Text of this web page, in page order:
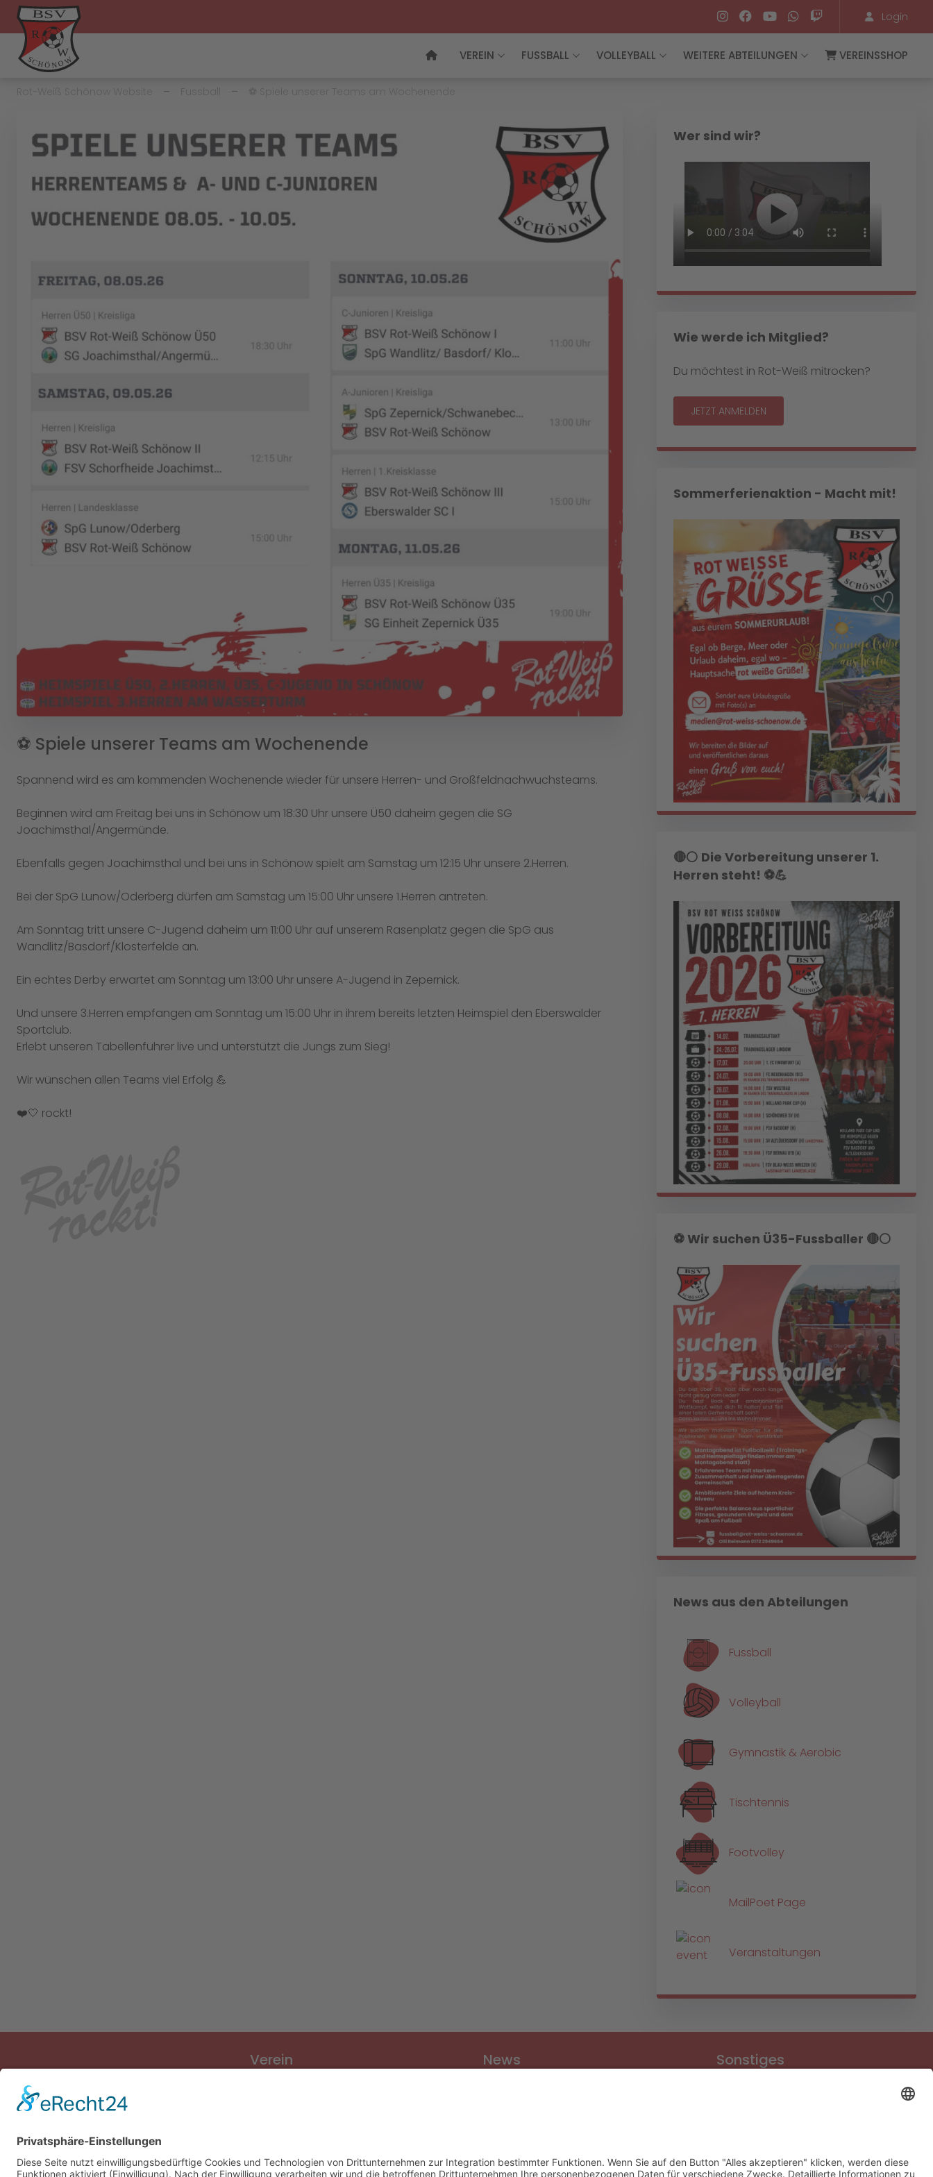
Login
VEREIN FUSSBALL VOLLEYBALL WEITERE ABTEILUNGEN VEREINSSHOP
⚽️ Spiele unserer Teams am Wochenende
Spannend wird es am kommenden Wochenende wieder für unsere Herren- und Großfeldnachwuchsteams.
Beginnen wird am Freitag bei uns in Schönow um 18:30 Uhr unsere Ü50 daheim gegen die SG
Joachimsthal/Angermünde.
Ebenfalls gegen Joachimsthal und bei uns in Schönow spielt am Samstag um 12:15 Uhr unsere 2.Herren.
Bei der SpG Lunow/Oderberg dürfen am Samstag um 15:00 Uhr unsere 1.Herren antreten.
Am Sonntag tritt unsere C-Jugend daheim um 11:00 Uhr auf unserem Rasenplatz gegen die SpG aus
Wandlitz/Basdorf/Klosterfelde an.
Ein echtes Derby erwartet am Sonntag um 13:00 Uhr unsere A-Jugend in Zepernick.
Und unsere 3.Herren empfangen am Sonntag um 15:00 Uhr in ihrem bereits letzten Heimspiel den Eberswalder
Sportclub.
Erlebt unseren Tabellenführer live und unterstützt die Jungs zum Sieg!
Wir wünschen allen Teams viel Erfolg 💪
❤️🤍 rockt!
Wer sind wir?
Wie werde ich Mitglied?
Du möchtest in Rot-Weiß mitrocken?
JETZT ANMELDEN
Sommerferienaktion - Macht mit!
🔴⚪ Die Vorbereitung unserer 1.
Herren steht! ⚽💪
⚽️ Wir suchen Ü35-Fussballer 🔴⚪️
News aus den Abteilungen
Fussball
Volleyball
Gymnastik & Aerobic
Tischtennis
Footvolley
MailPoet Page
Veranstaltungen
Verein News Sonstiges